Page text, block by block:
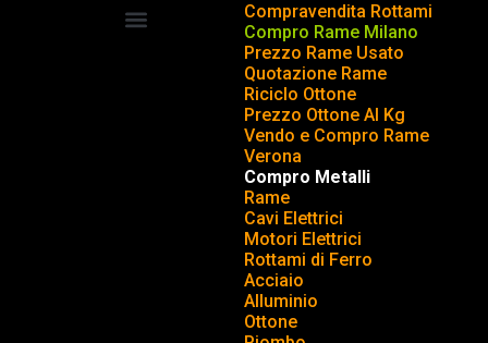
Compravendita Rottami
Compro Rame Milano
Prezzo Rame Usato
Quotazione Rame
Riciclo Ottone
Prezzo Ottone Al Kg
Vendo e Compro Rame
Verona
Compro Metalli
Rame
Cavi Elettrici
Motori Elettrici
Rottami di Ferro
Acciaio
Alluminio
Ottone